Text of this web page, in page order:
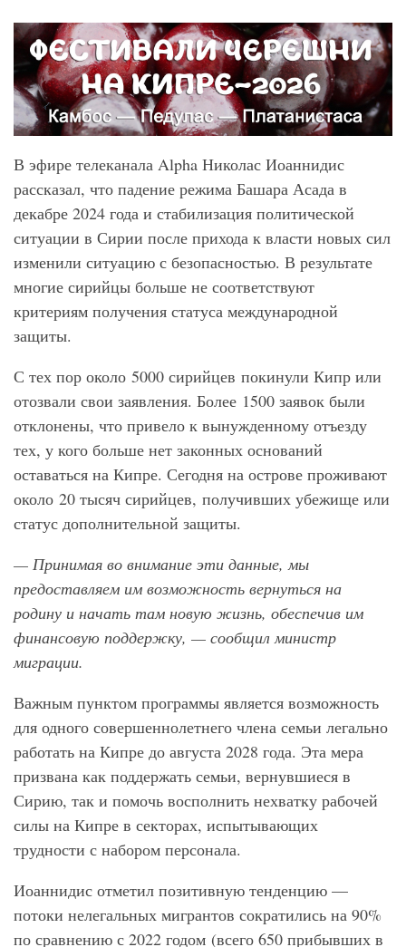
В эфире телеканала Alpha Николас Иоаннидис
рассказал, что падение режима Башара Асада в
декабре 2024 года и стабилизация политической
ситуации в Сирии после прихода к власти новых сил
изменили ситуацию с безопасностью. В результате
многие сирийцы больше не соответствуют
критериям получения статуса международной
защиты.
С тех пор около 5000 сирийцев покинули Кипр или
отозвали свои заявления. Более 1500 заявок были
отклонены, что привело к вынужденному отъезду
тех, у кого больше нет законных оснований
оставаться на Кипре. Сегодня на острове проживают
около 20 тысяч сирийцев, получивших убежище или
статус дополнительной защиты.
— Принимая во внимание эти данные, мы
предоставляем им возможность вернуться на
родину и начать там новую жизнь, обеспечив им
финансовую поддержку, — сообщил министр
миграции.
Важным пунктом программы является возможность
для одного совершеннолетнего члена семьи легально
работать на Кипре до августа 2028 года. Эта мера
призвана как поддержать семьи, вернувшиеся в
Сирию, так и помочь восполнить нехватку рабочей
силы на Кипре в секторах, испытывающих
трудности с набором персонала.
Иоаннидис отметил позитивную тенденцию —
потоки нелегальных мигрантов сократились на 90%
по сравнению с 2022 годом (всего 650 прибывших в